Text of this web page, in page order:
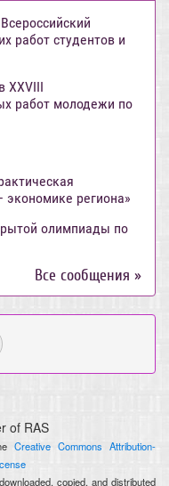
работ студентов и
XXVIII
работ молодежи по
региона»
олимпиады по
Все сообщения »
of RAS
Creative Commons Attribution-
copied, and distributed